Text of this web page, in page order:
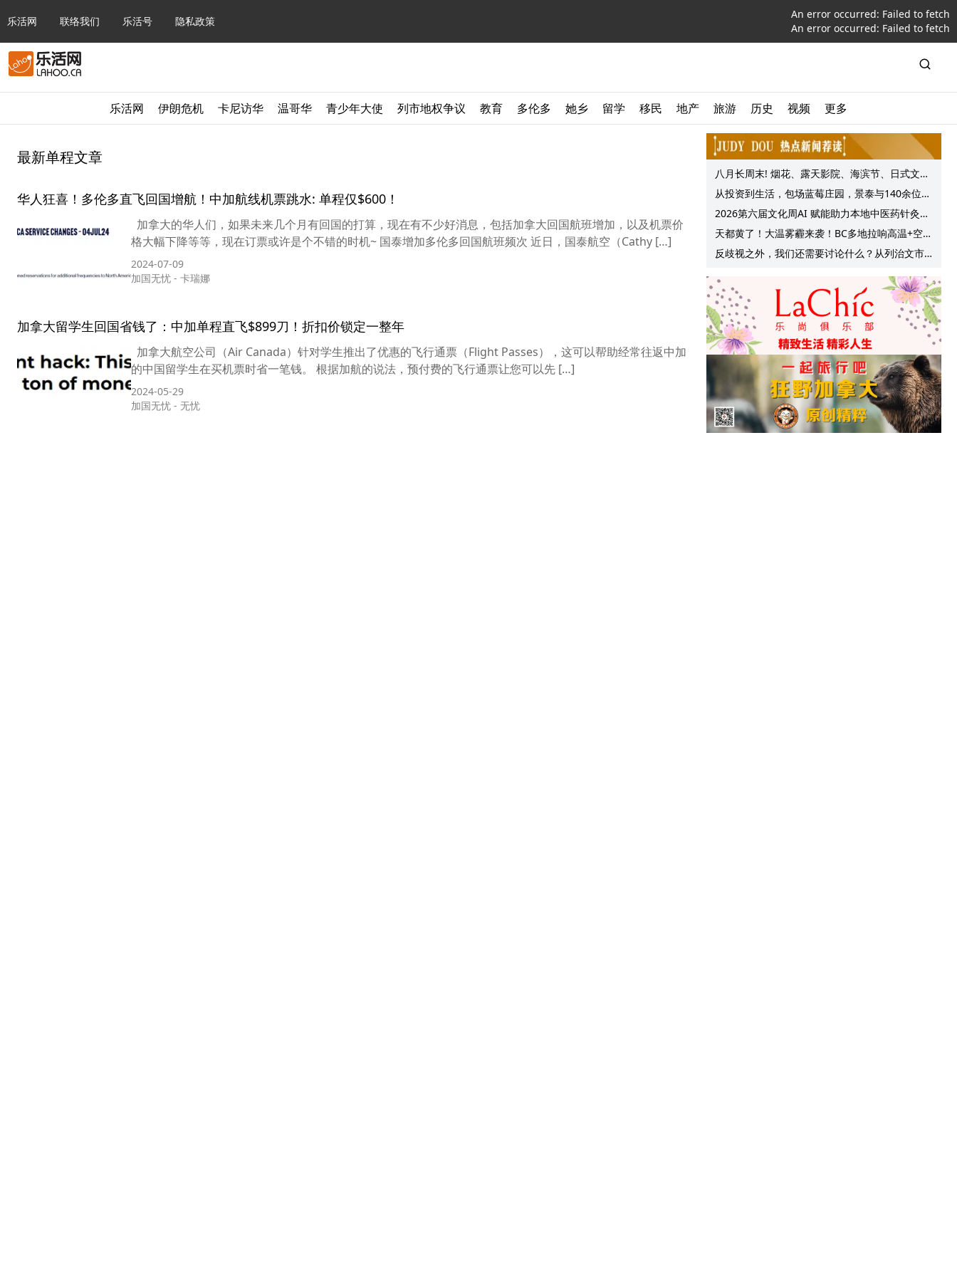
乐活网 联络我们 乐活号 隐私政策
An error occurred: Failed to fetch
An error occurred: Failed to fetch
乐活网 伊朗危机 卡尼访华 温哥华 青少年大使 列市地权争议 教育 多伦多 她乡 留学 移民 地产 旅游 历史 视频 更多
最新单程文章
华人狂喜！多伦多直飞回国增航！中加航线机票跳水: 单程仅$600！
加拿大的华人们，如果未来几个月有回国的打算，现在有不少好消息，包括加拿大回国航班增加，以及机票价
格大幅下降等等，现在订票或许是个不错的时机~ 国泰增加多伦多回国航班频次 近日，国泰航空（Cathy […]
2024-07-09
加国无忧 - 卡瑞娜
加拿大留学生回国省钱了：中加单程直飞$899刀！折扣价锁定一整年
加拿大航空公司（Air Canada）针对学生推出了优惠的飞行通票（Flight Passes），这可以帮助经常往返中加
的中国留学生在买机票时省一笔钱。 根据加航的说法，预付费的飞行通票让您可以先 […]
2024-05-29
加国无忧 - 无忧
八月长周末! 烟花、露天影院、海滨节、日式文化
节庆, 大温哥华各种精彩活动上线!
从投资到生活，包场蓝莓庄园，景泰与140余位客
户共享夏日”莓”好时光
2026第六届文化周AI 赋能助力本地中医药针灸服
务提质升级
天都黄了！大温雾霾来袭！BC多地拉响高温+空气
质量预警 最高可达35°C！
反歧视之外，我们还需要讨论什么？从列治文市